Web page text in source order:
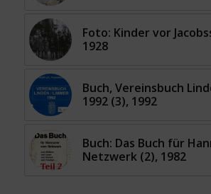
Foto: Kinder vor
1928
Buch, Vereinsbuch
1992 (3), 1992
Buch: Das Buch für
Netzwerk (2), 1982